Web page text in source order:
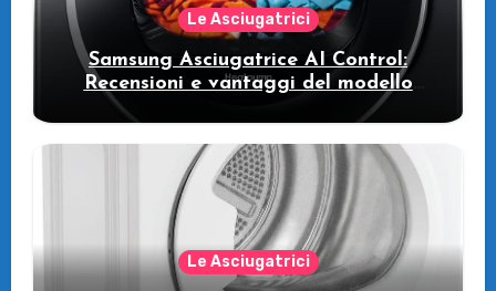
Le Asciugatrici
Samsung Asciugatrice AI Control:
Recensioni e vantaggi del modello
Le Asciugatrici